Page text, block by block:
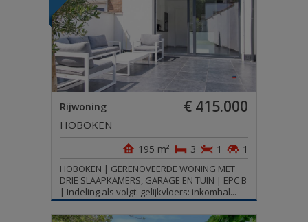
Rijwoning € 415.000
HOBOKEN
1
1
3
195 m²
HOBOKEN | GERENOVEERDE WONING MET
DRIE SLAAPKAMERS, GARAGE EN TUIN | EPC B
| Indeling als volgt: gelijkvloers: inkomhal...